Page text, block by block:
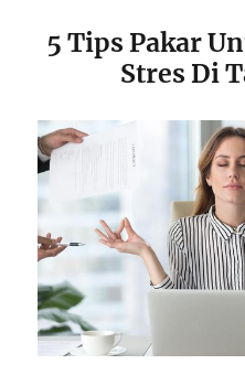
5 Tips Pakar
Stres Di